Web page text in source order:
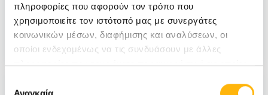
πληροφορίες που αφορούν τον τρόπο που
χρησιμοποιείτε τον ιστότοπό μας με συνεργάτες
κοινωνικών μέσων, διαφήμισης και αναλύσεων, οι
οποίοι ενδεχομένως να τις συνδυάσουν με άλλες
πληροφορίες που τους έχετε παραχωρήσει ή τις οποίες
των υπηρεσιών τους.
Τεύχος 36
Δείτε το τεύχος